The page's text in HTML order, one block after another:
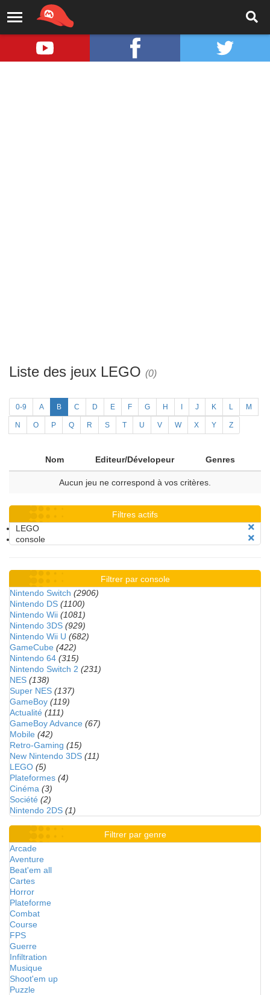
Liste des jeux LEGO (0)
0-9 A B C D E F G H J K L M
N O P Q R S T U V W X Y Z
Nom Editeur/Dévelopeur Genres
Aucun jeu ne correspond à vos critères.
Filtres actifs
LEGO
console
Filtrer par console
Nintendo Switch (2906)
Nintendo DS (1100)
Nintendo Wii (1081)
Nintendo 3DS (929)
Nintendo Wii U (682)
GameCube (422)
Nintendo 64 (315)
Nintendo Switch 2 (231)
NES (138)
Super NES (137)
GameBoy (119)
Actualité (111)
GameBoy Advance (67)
Mobile (42)
Retro-Gaming (15)
New Nintendo 3DS (11)
LEGO (5)
Plateformes (4)
Cinéma (3)
Société (2)
Nintendo 2DS (1)
Filtrer par genre
Arcade
Aventure
Beat'em all
Cartes
Horror
Plateforme
Combat
Course
FPS
Guerre
Infiltration
Musique
Shoot'em up
Puzzle